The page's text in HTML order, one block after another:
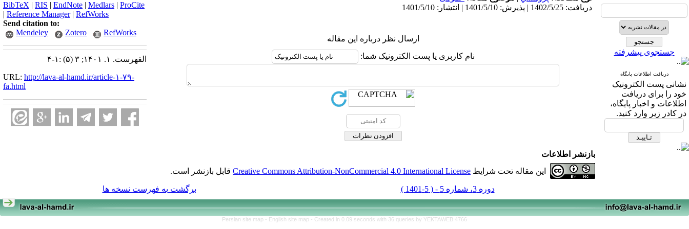
جستجوی پیشرفته
دریافت اطلاعات پایگاه
نشانی پست الکترونیک
خود را برای دریافت
اطلاعات و اخبار پایگاه،
در کادر زیر وارد کنید.
دریافت: 1402/5/25 | پذیرش: 1401/5/10 | انتشار: 1401/5/10
ارسال نظر درباره این مقاله
نام کاربری یا پست الکترونیک شما:
BibTeX | RIS | EndNote | Medlars | ProCite
| Reference Manager| RefWorks
Send citation to:
Mendeley
Zotero RefWorks
الفهرست. ۱. ۱۴۰۱; ۳ (۵) :۱-۴
URL: http://lava-al-hamd.ir/article-۱-۷۹-
fa.html
بازنشر اطلاعات
این مقاله تحت شرایط Creative Commons Attribution-NonCommercial 4.0 International License قابل بازنشر است.
دوره 3، شماره 5 - ( 5-1401 ) برگشت به فهرست نسخه ها
Persian site map - English site map - Created in 0.09 seconds with 36 queries by YEKTAWEB 4766